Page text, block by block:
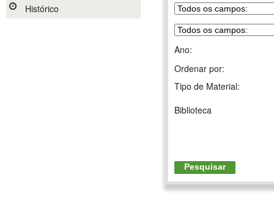
Histórico
Ano:
Ordenar por:
Tipo de Material:
Biblioteca
Pesquisar